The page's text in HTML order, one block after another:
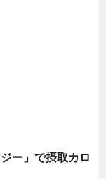
ー」で摂取カロ